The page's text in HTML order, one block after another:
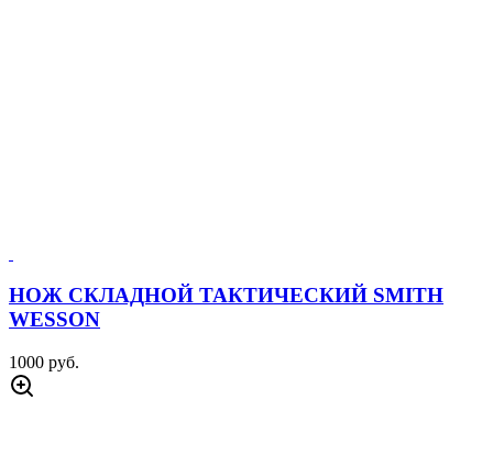
НОЖ СКЛАДНОЙ ТАКТИЧЕСКИЙ SMITH
WESSON
1000 руб.